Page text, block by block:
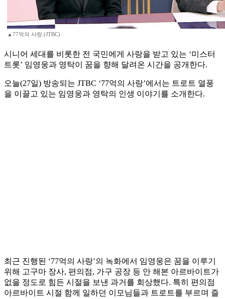
▲77억의 사랑.(JTBC)
시니어 세대를 비롯한 전 국민에게 사랑을 받고 있는 ‘미스터
트롯’ 임영웅과 영탁이 꿈을 향해 달려온 시간을 공개한다.
오늘(27일) 방송되는 JTBC ‘77억의 사랑’에서는 트로트 열풍
을 이끌고 있는 임영웅과 영탁의 인생 이야기를 소개한다.
최근 진행된 ‘77억의 사랑’의 녹화에서 임영웅은 꿈을 이루기
위해 고구마 장사, 편의점, 가구 공장 등 안 해본 아르바이트가
없을 정도로 힘든 시절을 보낸 과거를 회상했다. 특히 편의점
아르바이트 시절 함께 일하던 이모님들과 트로트를 부르며 즐